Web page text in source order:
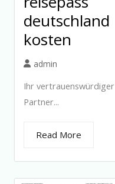
deutschland
kosten
admin
Ihr vertrauenswürdiger
Partner...
Read More